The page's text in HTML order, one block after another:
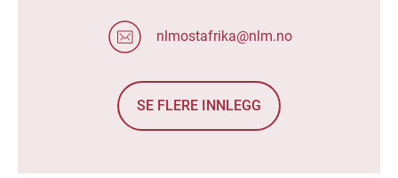
nlmostafrika@nlm.no
SE FLERE INNLEGG